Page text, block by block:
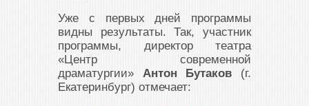
Уже с первых дней программы
видны результаты. Так, участник
программы, директор театра
«Центр современной
драматургии» Антон Бутаков (г.
Екатеринбург) отмечает: